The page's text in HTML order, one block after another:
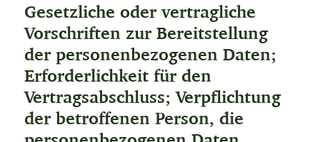
Gesetzliche oder vertragliche
Vorschriften zur Bereitstellung
der personenbezogenen Daten;
Erforderlichkeit für den
Vertragsabschluss; Verpflichtung
der betroffenen Person, die